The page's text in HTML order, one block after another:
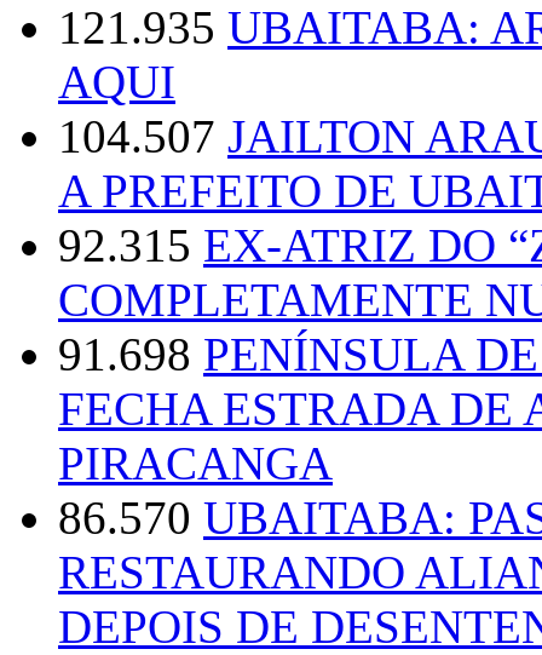
121.935 UBAITABA:
AQUI
104.507 JAILTON
A PREFEITO DE
92.315 EX-ATRIZ DO
COMPLETAMENTE
91.698 PENÍNSULA
FECHA ESTRADA DE
PIRACANGA
86.570 UBAITABA:
RESTAURANDO
DEPOIS DE